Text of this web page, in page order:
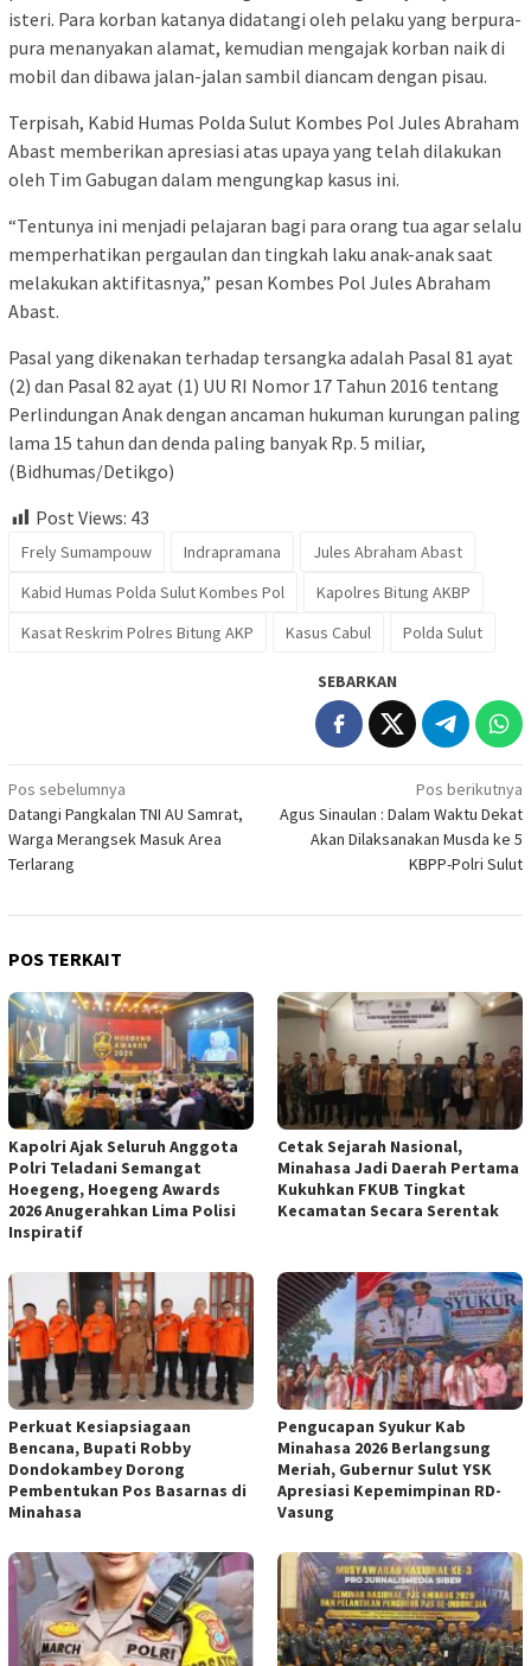
isteri. Para korban katanya didatangi oleh pelaku yang berpura-
pura menanyakan alamat, kemudian mengajak korban naik di
mobil dan dibawa jalan-jalan sambil diancam dengan pisau.
Terpisah, Kabid Humas Polda Sulut Kombes Pol Jules Abraham
Abast memberikan apresiasi atas upaya yang telah dilakukan
oleh Tim Gabugan dalam mengungkap kasus ini.
“Tentunya ini menjadi pelajaran bagi para orang tua agar selalu
memperhatikan pergaulan dan tingkah laku anak-anak saat
melakukan aktifitasnya,” pesan Kombes Pol Jules Abraham
Abast.
Pasal yang dikenakan terhadap tersangka adalah Pasal 81 ayat
(2) dan Pasal 82 ayat (1) UU RI Nomor 17 Tahun 2016 tentang
Perlindungan Anak dengan ancaman hukuman kurungan paling
lama 15 tahun dan denda paling banyak Rp. 5 miliar,
(Bidhumas/Detikgo)
Post Views: 43
Frely Sumampouw Indrapramana
Jules Abraham Abast
Kabid Humas Polda Sulut Kombes Pol
Kapolres Bitung AKBP
Kasat Reskrim Polres Bitung AKP
Kasus Cabul Polda Sulut
SEBARKAN
Navigasi
pos
Pos sebelumnya
Datangi Pangkalan TNI AU Samrat,
Warga Merangsek Masuk Area
Terlarang
Pos berikutnya
Agus Sinaulan : Dalam Waktu Dekat
Akan Dilaksanakan Musda ke 5
KBPP-Polri Sulut
POS TERKAIT
Kapolri Ajak Seluruh Anggota
Polri Teladani Semangat
Hoegeng, Hoegeng Awards
2026 Anugerahkan Lima Polisi
Inspiratif
Cetak Sejarah Nasional,
Minahasa Jadi Daerah Pertama
Kukuhkan FKUB Tingkat
Kecamatan Secara Serentak
Perkuat Kesiapsiagaan
Bencana, Bupati Robby
Dondokambey Dorong
Pembentukan Pos Basarnas di
Minahasa
Pengucapan Syukur Kab
Minahasa 2026 Berlangsung
Meriah, Gubernur Sulut YSK
Apresiasi Kepemimpinan RD-
Vasung